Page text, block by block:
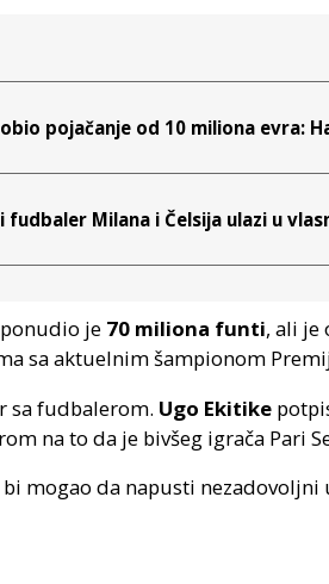
pojačanje od 10 miliona evra:
fudbaler Milana i Čelsija ulazi u
je 70 miliona funti, ali je
sa aktuelnim šampionom
sa fudbalerom. Ugo Ekitike
na to da je bivšeg igrača Pari
bi mogao da napusti